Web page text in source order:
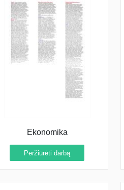
Ekonomika
Peržiūrėti darbą